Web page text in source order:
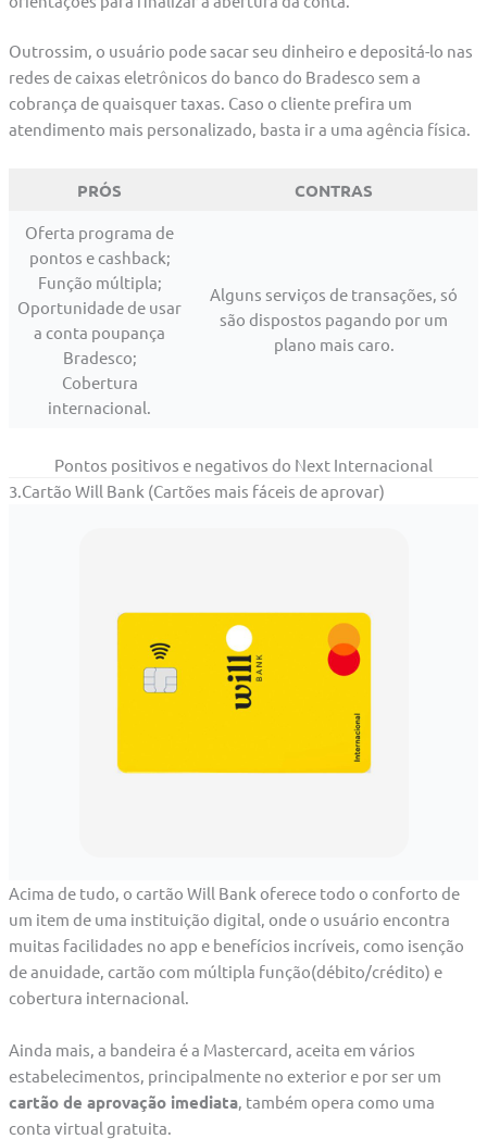
Outrossim, o usuário pode sacar seu dinheiro e depositá-lo nas
redes de caixas eletrônicos do banco do Bradesco sem a
cobrança de quaisquer taxas. Caso o cliente prefira um
atendimento mais personalizado, basta ir a uma agência física.
PRÓS CONTRAS
Oferta programa de
pontos e cashback;
Função múltipla;
Oportunidade de usar
a conta poupança
Bradesco;
Cobertura
internacional.
Alguns serviços de transações, só
são dispostos pagando por um
plano mais caro.
Pontos positivos e negativos do Next Internacional
3.Cartão Will Bank (Cartões mais fáceis de aprovar)
Acima de tudo, o cartão Will Bank oferece todo o conforto de
um item de uma instituição digital, onde o usuário encontra
muitas facilidades no app e benefícios incríveis, como isenção
de anuidade, cartão com múltipla função(débito/crédito) e
cobertura internacional.
Ainda mais, a bandeira é a Mastercard, aceita em vários
estabelecimentos, principalmente no exterior e por ser um
cartão de aprovação imediata, também opera como uma
conta virtual gratuita.